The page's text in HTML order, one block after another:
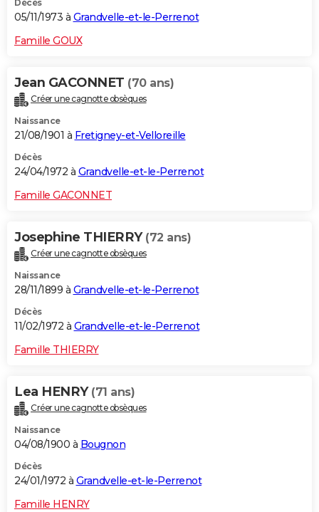
Décès
05/11/1973 à Grandvelle-et-le-Perrenot
Famille GOUX
Jean GACONNET (70 ans)
Créer une cagnotte obsèques
Naissance
21/08/1901 à Fretigney-et-Velloreille
Décès
24/04/1972 à Grandvelle-et-le-Perrenot
Famille GACONNET
Josephine THIERRY (72 ans)
Créer une cagnotte obsèques
Naissance
28/11/1899 à Grandvelle-et-le-Perrenot
Décès
11/02/1972 à Grandvelle-et-le-Perrenot
Famille THIERRY
Lea HENRY (71 ans)
Créer une cagnotte obsèques
Naissance
04/08/1900 à Bougnon
Décès
24/01/1972 à Grandvelle-et-le-Perrenot
Famille HENRY